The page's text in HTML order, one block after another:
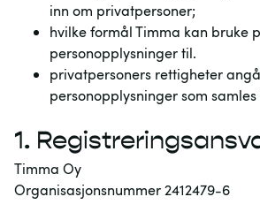
inn om privatpersoner;
hvilke formål Timma kan bruke
personopplysninger til.
privatpersoners rettigheter
personopplysninger som samles
1.
Timma Oy
Organisasjonsnummer 2412479-6